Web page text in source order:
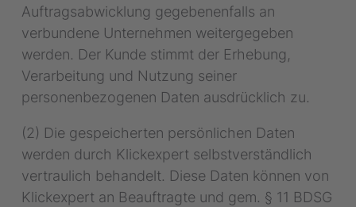
Auftragsabwicklung gegebenenfalls an
verbundene Unternehmen weitergegeben
werden. Der Kunde stimmt der Erhebung,
Verarbeitung und Nutzung seiner
personenbezogenen Daten ausdrücklich zu.
(2) Die gespeicherten persönlichen Daten
werden durch Klickexpert selbstverständlich
vertraulich behandelt. Diese Daten können von
Klickexpert an Beauftragte und gem. § 11 BDSG